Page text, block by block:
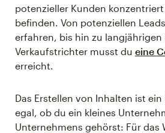
potenzieller Kunden
befinden. Von potenziellen
erfahren, bis hin zu
Verkaufstrichter musst du eine
erreicht.
Das Erstellen von Inhalten ist
egal, ob du ein kleines
Unternehmens gehörst: Für das